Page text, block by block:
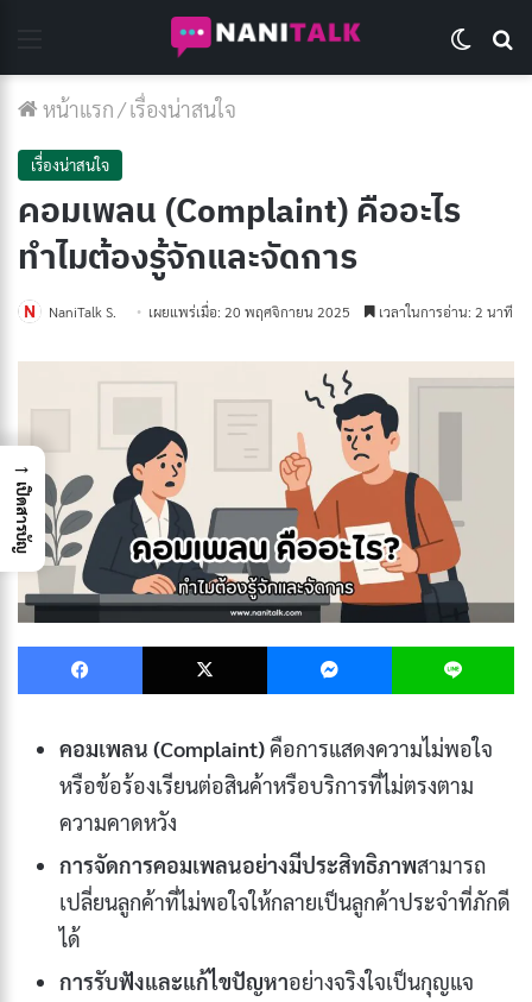
หน้าแรก/เรื่องน่าสนใจ
เรื่องน่าสนใจ
คอมเพลน (Complaint) คืออะไร
ทำไมต้องรู้จักและจัดการ
NaniTalk S. เผยแพร่เมื่อ: 20 พฤศจิกายน 2025 เวลาในการอ่าน: 2 นาที
Facebook X Messenger
คอมเพลน (Complaint)คือการแสดงความไม่พอใจ
หรือข้อร้องเรียนต่อสินค้าหรือบริการที่ไม่ตรงตาม
ความคาดหวัง
การจัดการคอมเพลนอย่างมีประสิทธิภาพสามารถ
เปลี่ยนลูกค้าที่ไม่พอใจให้กลายเป็นลูกค้าประจำที่ภักดี
ได้
การรับฟังและแก้ไขปัญหาอย่างจริงใจเป็นกุญแจ
→
เปิดสารบัญ